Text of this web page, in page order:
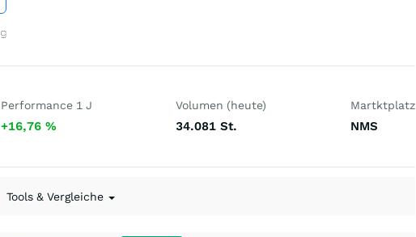
Performance 1 J
+16,76 %
Volumen (heute)
34.081 St.
Martktplatz
NMS
Tools & Vergleiche